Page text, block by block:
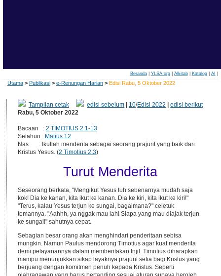
Beranda| YLSA.org| Alkitab| Katalog| AI
Utama > Publikasi > e-Renungan Harian > Edisi Rabu, 5 Oktober 2022
Tampilan cetak edisi sebelum 10/Edisi 2022 |edisi berikut
Rabu, 5 Oktober 2022
Bacaan : 2 TIMOTIUS 2:1-13
Setahun : Matius 12
Nas : Ikutlah menderita sebagai seorang prajurit yang baik dari
Kristus Yesus. (2 Timotius 2:3)
Turut Menderita
Seseorang berkata, "Mengikut Yesus tuh sebenarnya mudah saja
kok! Dia ke kanan, kita ikut ke kanan. Dia ke kiri, kita ikut ke kiri!"
"Terus, kalau Yesus terjun ke sungai, bagaimana?" celetuk
temannya. "Aahhh, ya nggak mau lah! Siapa yang mau diajak terjun
ke sungai!" sahutnya cepat.
Sebagian besar orang akan menghindari penderitaan sebisa
mungkin. Namun Paulus mendorong Timotius agar kuat menderita
demi pelayanannya dalam memberitakan Injil. Timotius diharapkan
mampu menunjukkan sikap layaknya prajurit setia bagi Kristus yang
berjuang dengan komitmen penuh kepada Kristus. Seperti